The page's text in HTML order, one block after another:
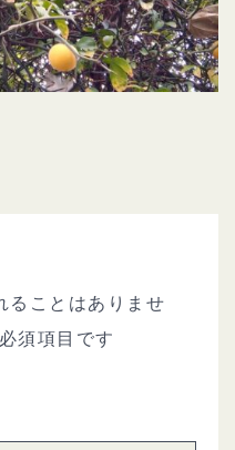
ることはありませ
須項目です